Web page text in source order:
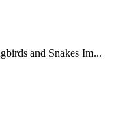
and Snakes Im...